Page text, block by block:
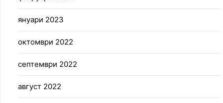
януари 2023
октомври 2022
септември 2022
август 2022